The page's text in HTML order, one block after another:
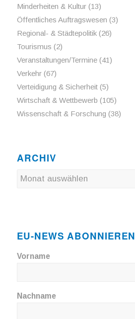
Minderheiten & Kultur(13)
Öffentliches Auftragswesen (3)
Regional- & Städtepolitik(26)
Tourismus (2)
Veranstaltungen/Termine(41)
Verkehr(67)
Verteidigung & Sicherheit(5)
Wirtschaft & Wettbewerb (105)
Wissenschaft & Forschung (38)
ARCHIV
EU-NEWS ABONNIEREN
Vorname
Nachname